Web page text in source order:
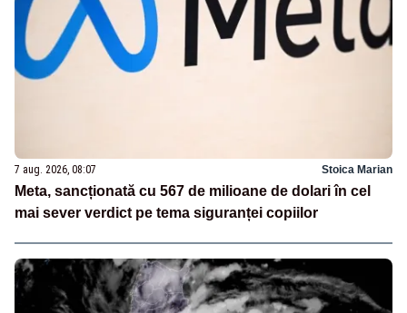
7 aug. 2026, 08:07 Stoica Marian
Meta, sancționată cu 567 de milioane de dolari în cel
mai sever verdict pe tema siguranței copiilor